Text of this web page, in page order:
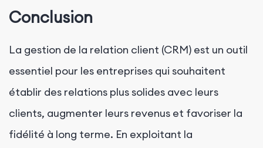
Conclusion
La gestion de la relation client (CRM) est un outil
essentiel pour les entreprises qui souhaitent
établir des relations plus solides avec leurs
clients, augmenter leurs revenus et favoriser la
fidélité à long terme. En exploitant la